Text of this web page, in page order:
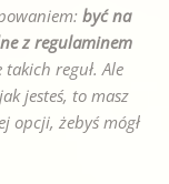
być na
z regulaminem
takich reguł. Ale
jesteś, to masz
opcji, żebyś mógł